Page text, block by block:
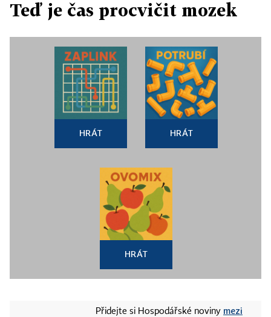
Teď je čas procvičit mozek
HRÁT HRÁT
HRÁT
Přidejte si Hospodářské noviny mezi